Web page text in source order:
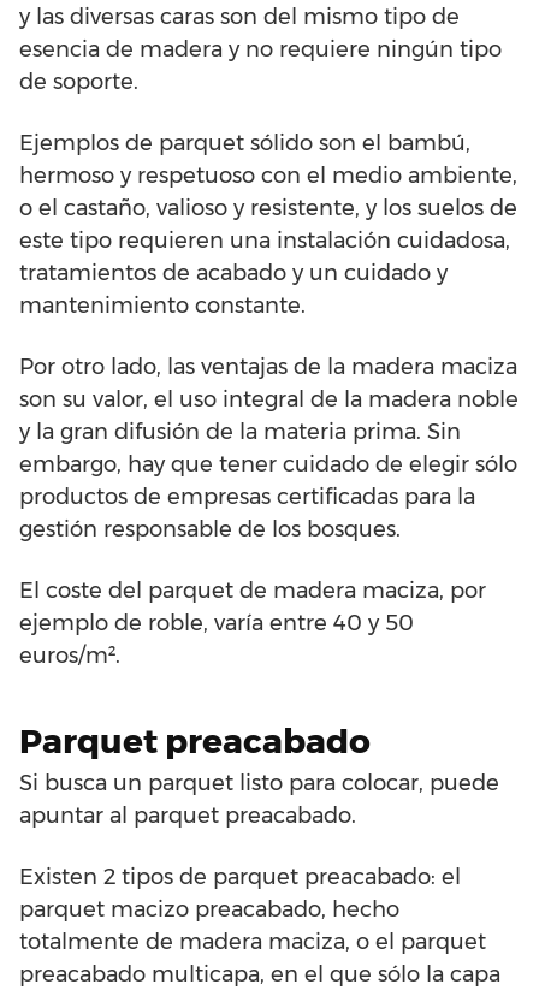
y las diversas caras son del mismo tipo de
esencia de madera y no requiere ningún tipo
de soporte.
Ejemplos de parquet sólido son el bambú,
hermoso y respetuoso con el medio ambiente,
o el castaño, valioso y resistente, y los suelos de
este tipo requieren una instalación cuidadosa,
tratamientos de acabado y un cuidado y
mantenimiento constante.
Por otro lado, las ventajas de la madera maciza
son su valor, el uso integral de la madera noble
y la gran difusión de la materia prima. Sin
embargo, hay que tener cuidado de elegir sólo
productos de empresas certificadas para la
gestión responsable de los bosques.
El coste del parquet de madera maciza, por
ejemplo de roble, varía entre 40 y 50
euros/m².
Parquet preacabado
Si busca un parquet listo para colocar, puede
apuntar al parquet preacabado.
Existen 2 tipos de parquet preacabado: el
parquet macizo preacabado, hecho
totalmente de madera maciza, o el parquet
preacabado multicapa, en el que sólo la capa